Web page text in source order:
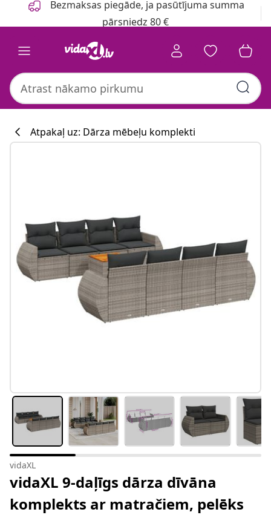
Bezmaksas piegāde, ja pasūtījuma summa
pārsniedz 80 €
Atpakaļ uz: Dārza mēbeļu komplekti
vidaXL
vidaXL 9-daļīgs dārza dīvāna
komplekts ar matračiem, pelēks